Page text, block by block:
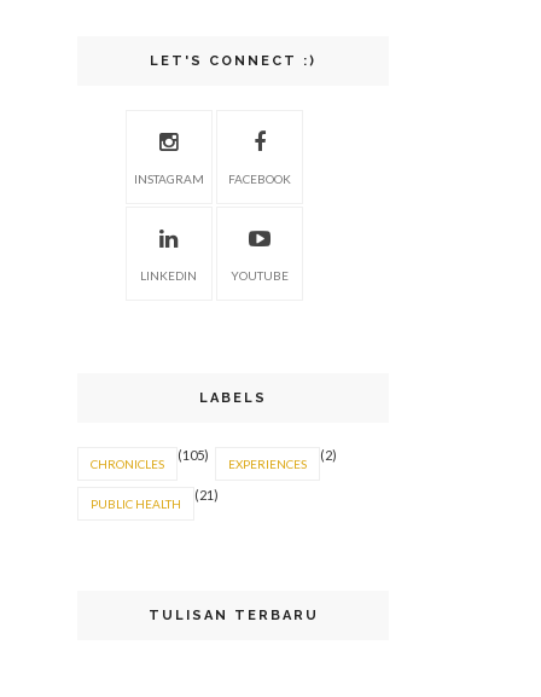
LET'S CONNECT :)
INSTAGRAM FACEBOOK
LINKEDIN YOUTUBE
LABELS
CHRONICLES
(105)
EXPERIENCES
(2)
PUBLIC HEALTH
(21)
TULISAN TERBARU